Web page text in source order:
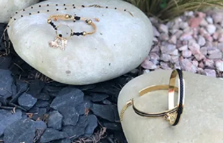
La nouvelle collection est en ligne, découvrez la vite !